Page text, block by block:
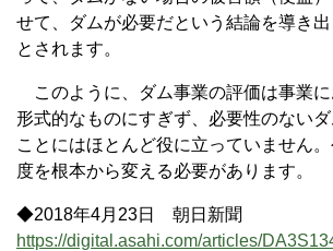
せて、ダムが必要だという結論を導き
とされます。
このように、ダム事業の評価は事業に
形式的なものにすぎず、必要性のない
ことにはほとんど役に立っていません
度を根本から変える必要があります。
◆2018年4月23日 朝日新聞
https://digital.asahi.com/articles/